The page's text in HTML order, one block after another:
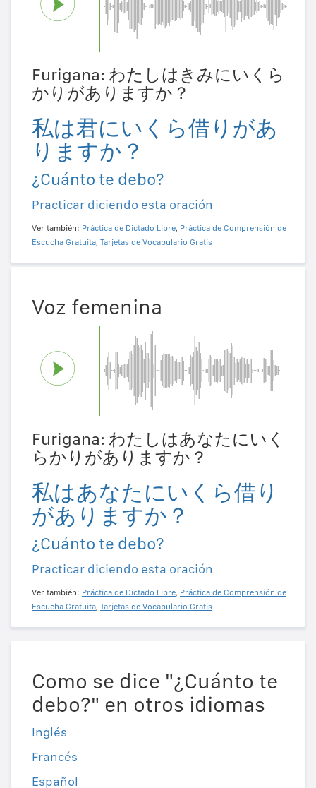
Furigana: わたしはきみにいくら
かりがありますか？
私は君にいくら借りがあ
りますか？
¿Cuánto te debo?
Practicar diciendo esta oración
Ver también: Práctica de Dictado Libre, Práctica de Comprensión de
Escucha Gratuita, Tarjetas de Vocabulario Gratis
Voz femenina
Furigana: わたしはあなたにいく
らかりがありますか？
私はあなたにいくら借り
がありますか？
¿Cuánto te debo?
Practicar diciendo esta oración
Ver también: Práctica de Dictado Libre, Práctica de Comprensión de
Escucha Gratuita, Tarjetas de Vocabulario Gratis
Como se dice "¿Cuánto te
debo?" en otros idiomas
Inglés
Francés
Español